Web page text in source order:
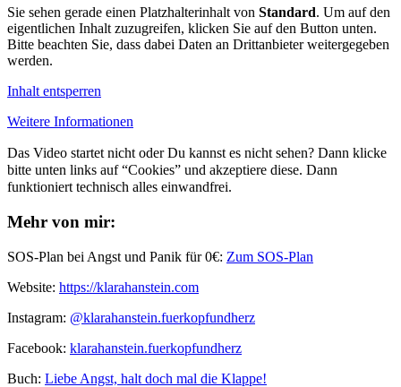
Sie sehen gerade einen Platzhalterinhalt von Standard. Um auf den
eigentlichen Inhalt zuzugreifen, klicken Sie auf den Button unten.
Bitte beachten Sie, dass dabei Daten an Drittanbieter weitergegeben
werden.
Inhalt entsperren
Weitere Informationen
Das Video startet nicht oder Du kannst es nicht sehen? Dann klicke
bitte unten links auf “Cookies” und akzeptiere diese. Dann
funktioniert technisch alles einwandfrei.
Mehr von mir:
SOS-Plan bei Angst und Panik für 0€: Zum SOS-Plan
Website: ⁠⁠https://klarahanstein.com
Instagram: ⁠⁠@klarahanstein.fuerkopfundherz
Facebook: ⁠⁠klarahanstein.fuerkopfundherz⁠⁠
Buch: ⁠⁠ Liebe Angst, halt doch mal die Klappe!⁠⁠